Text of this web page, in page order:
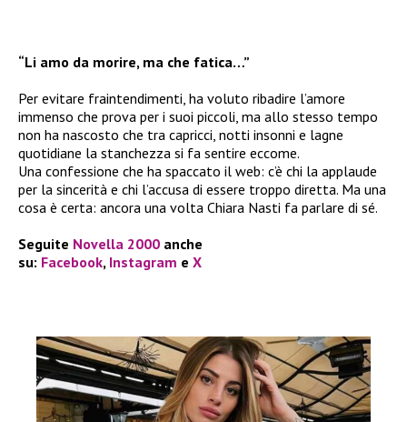
“Li amo da morire, ma che fatica…”
Per evitare fraintendimenti, ha voluto ribadire l’amore
immenso che prova per i suoi piccoli, ma allo stesso tempo
non ha nascosto che tra capricci, notti insonni e lagne
quotidiane la stanchezza si fa sentire eccome.
Una confessione che ha spaccato il web: c’è chi la applaude
per la sincerità e chi l’accusa di essere troppo diretta. Ma una
cosa è certa: ancora una volta Chiara Nasti fa parlare di sé.
Seguite Novella 2000 anche
su: Facebook, Instagram e X